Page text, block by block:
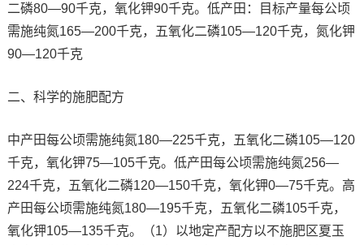
二磷80—90千克，氧化钾90千克。低产田：目标产量每公顷
需施纯氮165—200千克，五氧化二磷105—120千克，氮化钾
90—120千克
二、科学的施肥配方
中产田每公顷需施纯氮180—225千克，五氧化二磷105—120
千克，氧化钾75—105千克。低产田每公顷需施纯氮256—
224千克，五氧化二磷120—150千克，氧化钾0—75千克。高
产田每公顷需施纯氮180—195千克，五氧化二磷105千克，
氧化钾105—135千克。（1）以地定产配方以不施肥区夏玉